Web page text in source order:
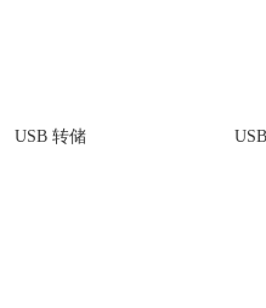
USB 转储 USB